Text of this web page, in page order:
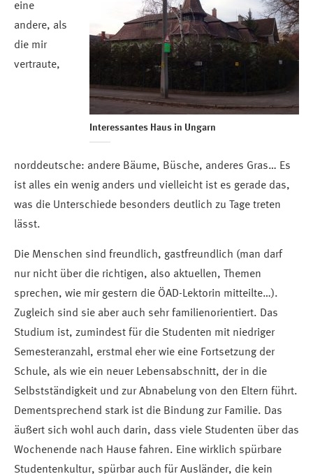
Interessantes Haus in Ungarn
eine
andere, als
die mir
vertraute,
norddeutsche: andere Bäume, Büsche, anderes Gras… Es
ist alles ein wenig anders und vielleicht ist es gerade das,
was die Unterschiede besonders deutlich zu Tage treten
lässt.
Die Menschen sind freundlich, gastfreundlich (man darf
nur nicht über die richtigen, also aktuellen, Themen
sprechen, wie mir gestern die ÖAD-Lektorin mitteilte…).
Zugleich sind sie aber auch sehr familienorientiert. Das
Studium ist, zumindest für die Studenten mit niedriger
Semesteranzahl, erstmal eher wie eine Fortsetzung der
Schule, als wie ein neuer Lebensabschnitt, der in die
Selbstständigkeit und zur Abnabelung von den Eltern führt.
Dementsprechend stark ist die Bindung zur Familie. Das
äußert sich wohl auch darin, dass viele Studenten über das
Wochenende nach Hause fahren. Eine wirklich spürbare
Studentenkultur, spürbar auch für Ausländer, die kein